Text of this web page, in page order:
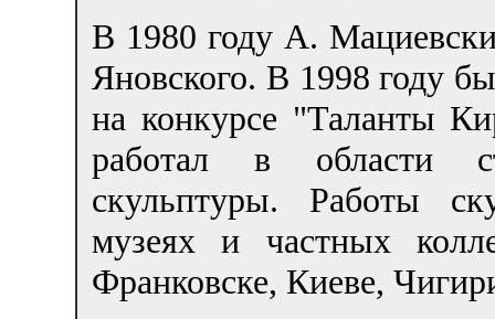
В 1980 году А.
Яновского. В 1998 году
на конкурсе "Таланты
работал в области
скульптуры. Работы
музеях и частных
Франковске, Киеве,